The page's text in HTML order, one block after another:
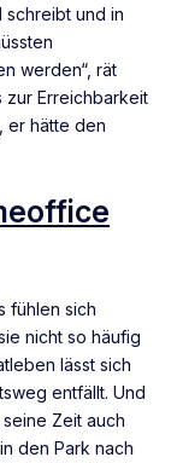
und in
werden“, rät
zur Erreichbarkeit
er hätte den
fühlen sich
nicht so häufig
lässt sich
entfällt. Und
Zeit auch
den Park nach